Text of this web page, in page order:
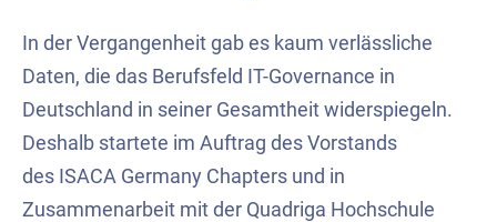
In der Vergangenheit gab es kaum verlässliche
Daten, die das Berufsfeld IT-Governance in
Deutschland in seiner Gesamtheit widerspiegeln.
Deshalb startete im Auftrag des Vorstands
des ISACA Germany Chapters und in
Zusammenarbeit mit der Quadriga Hochschule